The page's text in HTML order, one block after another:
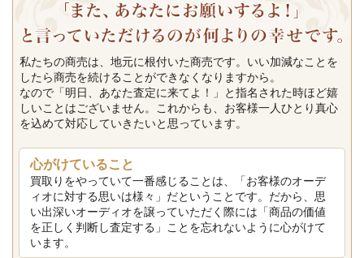
私たちの商売は、地元に根付いた商売です。いい加減なことを
したら商売を続けることができなくなりますから。
なので「明日、あなた査定に来てよ！」と指名された時ほど嬉
しいことはございません。これからも、お客様一人ひとり真心
を込めて対応していきたいと思っています。
心がけていること
買取りをやっていて一番感じることは、「お客様のオーデ
ィオに対する思いは様々」だということです。だから、思
い出深いオーディオを譲っていただく際には「商品の価値
を正しく判断し査定する」ことを忘れないように心がけて
います。